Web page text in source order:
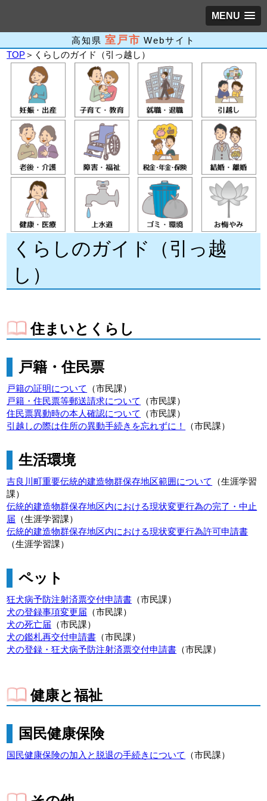
MENU
高知県 室戸市 Webサイト
TOP＞くらしのガイド（引っ越し）
くらしのガイド（引っ越
し）
住まいとくらし
戸籍・住民票
戸籍の証明について
（市民課）
戸籍・住民票等郵送請求について
（市民課）
住民票異動時の本人確認について
（市民課）
引越しの際は住所の異動手続きを忘れずに！
（市民課）
生活環境
吉良川町重要伝統的建造物群保存地区範囲について
（生涯学習
課）
伝統的建造物群保存地区内における現状変更行為の完了・中止
届 （生涯学習課）
伝統的建造物群保存地区内における現状変更行為許可申請書
（生涯学習課）
ペット
狂犬病予防注射済票交付申請書 （市民課）
犬の登録事項変更届 （市民課）
犬の死亡届 （市民課）
犬の鑑札再交付申請書 （市民課）
犬の登録・狂犬病予防注射済票交付申請書 （市民課）
健康と福祉
国民健康保険
国民健康保険の加入と脱退の手続きについて （市民課）